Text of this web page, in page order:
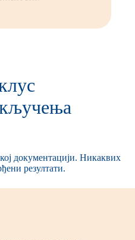
документацији. Никаквих
резултати.